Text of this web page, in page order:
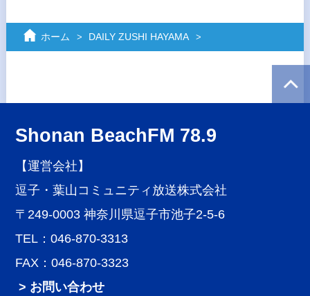
ホーム DAILY ZUSHI HAYAMA
Shonan BeachFM 78.9
【運営会社】
逗子・葉山コミュニティ放送株式会社
〒249-0003 神奈川県逗子市池子2-5-6
TEL：046-870-3313
FAX：046-870-3323
> お問い合わせ